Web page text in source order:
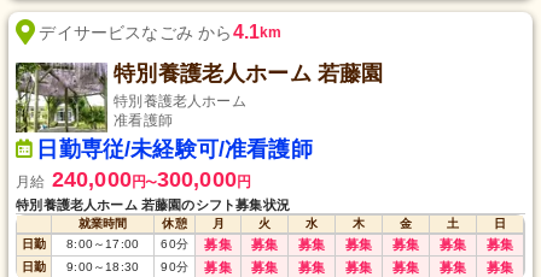
デイサービスなごみ から4.1km
特別養護老人ホーム 若藤園
特別養護老人ホーム
准看護師
日勤専従/未経験可/准看護師
月給 240,000円〜300,000円
特別養護老人ホーム 若藤園のシフト募集状況
就業時間 休憩 月 火 水 木 金 土
日
日勤
8:00～17:00 60分 募集 募集 募集 募集 募集 募集 募集
日勤 9:00～18:30 90分 募集 募集 募集 募集 募集 募集 募集